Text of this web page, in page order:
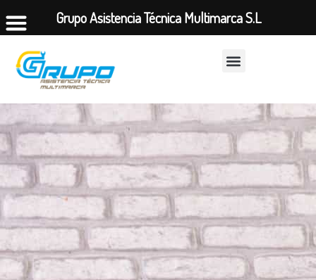
Grupo Asistencia Técnica Multimarca S.L